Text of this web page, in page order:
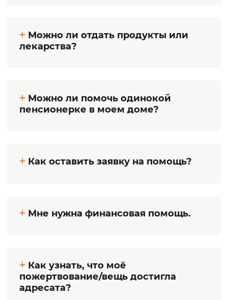
Можно ли отдать продукты или
лекарства?
Можно ли помочь одинокой
пенсионерке в моем доме?
Как оставить заявку на помощь?
Мне нужна финансовая помощь.
Как узнать, что моё
пожертвование/вещь достигла
адресата?